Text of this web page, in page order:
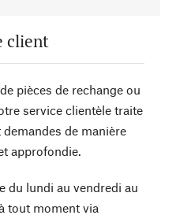
client
pièces de rechange ou
service clientèle traite
de manière
approfondie.
du lundi au vendredi au
tout moment via